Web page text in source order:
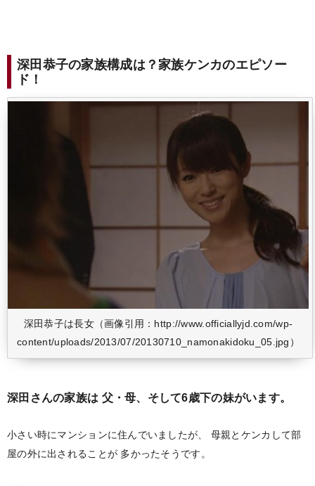
深田恭子の家族構成は？家族ケンカのエピソー
ド！
深田恭子は長女（画像引用：http://www.officiallyjd.com/wp-
content/uploads/2013/07/20130710_namonakidoku_05.jpg）
深田さんの家族は 父・母、そして6歳下の妹がいます。
小さい時にマンションに住んでいましたが、
母親とケンカして部
屋の外に出されることが 多かったそうです。